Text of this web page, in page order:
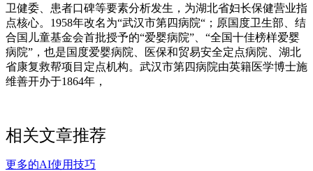
卫健委、患者口碑等要素分析发生，为湖北省妇长保健营业指
点核心。1958年改名为“武汉市第四病院“；原国度卫生部、结
合国儿童基金会首批授予的“爱婴病院”、“全国十佳榜样爱婴
病院”，也是国度爱婴病院、医保和贸易安全定点病院、湖北
省康复救帮项目定点机构。武汉市第四病院由英籍医学博士施
维善开办于1864年，
相关文章推荐
更多的AI使用技巧